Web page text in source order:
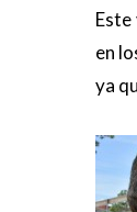
en
ya